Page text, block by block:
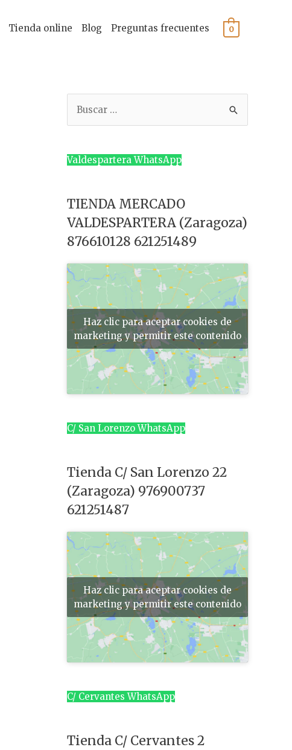
Tienda online Blog Preguntas frecuentes 0
c
p
o
r
:
Valdespartera WhatsApp
TIENDA MERCADO
VALDESPARTERA (Zaragoza)
876610128 621251489
Haz clic para aceptar cookies de
marketing y permitir este contenido
C/ San Lorenzo WhatsApp
Tienda C/ San Lorenzo 22
(Zaragoza) 976900737
621251487
Haz clic para aceptar cookies de
marketing y permitir este contenido
C/ Cervantes WhatsApp
Tienda C/ Cervantes 2